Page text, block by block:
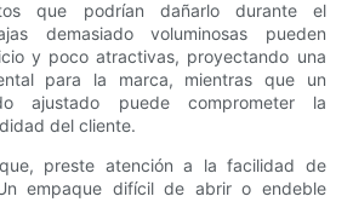
que podrían dañarlo durante el
demasiado voluminosas pueden
y poco atractivas, proyectando una
para la marca, mientras que un
ajustado puede comprometer la
del cliente.
preste atención a la facilidad de
empaque difícil de abrir o endeble